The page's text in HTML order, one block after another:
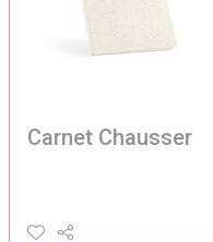
Carnet Chausser